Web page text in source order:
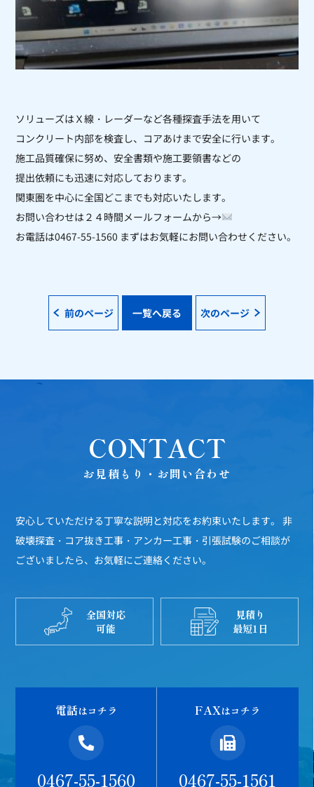
ソリューズはＸ線・レーダーなど各種探査手法を用いて
コンクリート内部を検査し、コアあけまで安全に行います。
施工品質確保に努め、安全書類や施工要領書などの
提出依頼にも迅速に対応しております。
関東圏を中心に全国どこまでも対応いたします。
お問い合わせは２４時間メールフォームから→
お電話は0467-55-1560 まずはお気軽にお問い合わせください。
前のページ 一覧へ戻る 次のページ
CONTACT
お見積もり・お問い合わせ
安心していただける丁寧な説明と対応をお約束いたします。
非
破壊探査・コア抜き工事・アンカー工事・引張試験のご相談が
ございましたら、お気軽にご連絡ください。
全国対応
可能
見積り
最短1日
電話はコチラ
0467-55-1560
FAXはコチラ
0467-55-1561